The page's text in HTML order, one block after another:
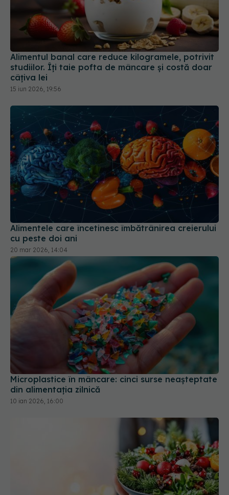
Alimentul banal care reduce kilogramele, potrivit
studiilor. Îți taie pofta de mâncare și costă doar
câțiva lei
15 iun 2026, 19:56
Alimentele care încetinesc îmbătrânirea creierului
cu peste doi ani
20 mar 2026, 14:04
Microplastice în mâncare: cinci surse neașteptate
din alimentația zilnică
10 ian 2026, 16:00